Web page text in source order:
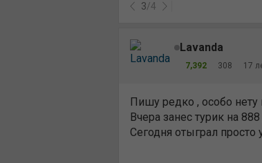
3/4
Lavanda
7,392 308 17
Пишу редко , особо нету
Вчера занес турик на
Сегодня отыграл просто